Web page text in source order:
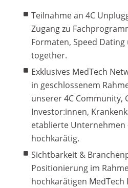
Teilnahme an 4C
Zugang zu
Formaten, Speed
together.
Exklusives MedTech
in geschlossenem
unserer 4C Community,
Investor:innen,
etablierte
hochkarätig.
Sichtbarkeit &
Positionierung im
hochkarätigen MedTech